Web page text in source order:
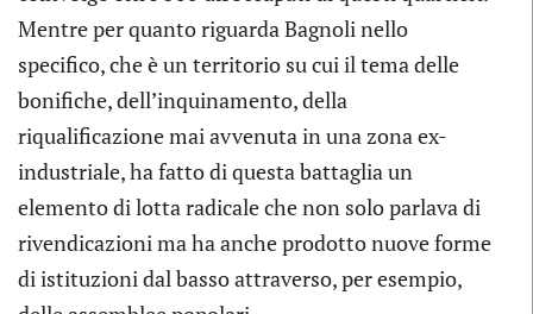
Mentre per quanto riguarda Bagnoli nello
specifico, che è un territorio su cui il tema delle
bonifiche, dell’inquinamento, della
riqualificazione mai avvenuta in una zona ex-
industriale, ha fatto di questa battaglia un
elemento di lotta radicale che non solo parlava di
rivendicazioni ma ha anche prodotto nuove forme
di istituzioni dal basso attraverso, per esempio,